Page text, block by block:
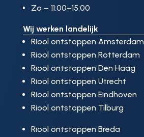
Zo – 11:00–15:00
Wij werken landelijk
Riool ontstoppen Amsterdam
Riool ontstoppen Rotterdam
Riool ontstoppen Den Haag
Riool ontstoppen Utrecht
Riool ontstoppen Eindhoven
Riool ontstoppen Tilburg
Riool ontstoppen Breda